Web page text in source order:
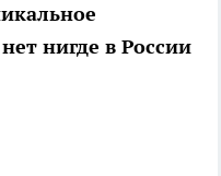
нигде в России